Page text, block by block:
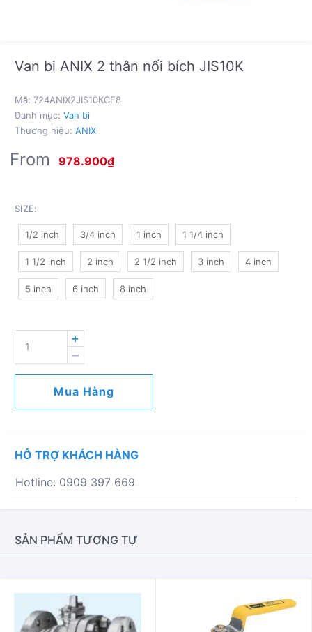
Van bi ANIX 2 thân nối bích JIS10K
From 978.900₫
SIZE:
1/2 inch 3/4 inch 1 inch 1 1/4 inch
1 1/2 inch 2 inch 2 1/2 inch 3 inch 4 inch
5 inch 6 inch 8 inch
SỐ
Mua Hàng
Mã: 724ANIX2JIS10KCF8
Danh mục: Van bi
Thương hiệu: ANIX
HỖ TRỢ KHÁCH HÀNG
Hotline: 0909 397 669
SẢN PHẨM TƯƠNG TỰ